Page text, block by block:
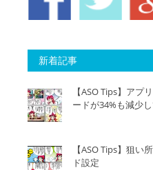
新着記事
【ASO Tips】アプ
ードが34%も減少
【ASO Tips】狙い
ド設定